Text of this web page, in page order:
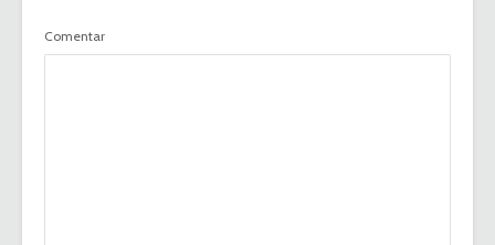
Comentar